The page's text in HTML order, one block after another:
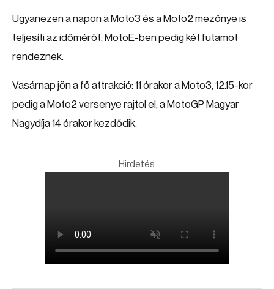
Ugyanezen a napon a Moto3 és a Moto2 mezőnye is
teljesíti az időmérőt, MotoE-ben pedig két futamot
rendeznek.
Vasárnap jön a fő attrakció: 11 órakor a Moto3, 12.15-kor
pedig a Moto2 versenye rajtol el, a MotoGP Magyar
Nagydíja 14 órakor kezdődik.
Hirdetés